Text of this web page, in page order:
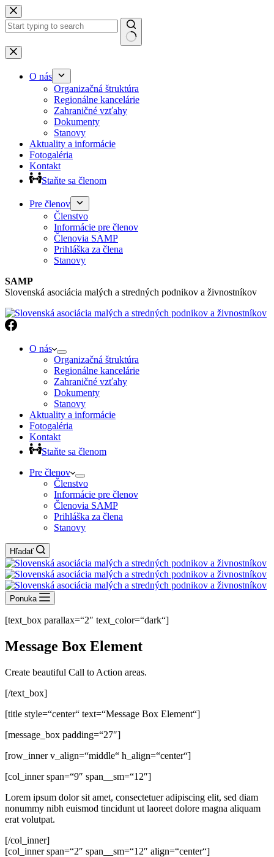
Preskočiť
na
obsah
Žiadne
výsledky
O nás
Organizačná štruktúra
Regionálne kancelárie
Zahraničné vzťahy
Dokumenty
Stanovy
Aktuality a informácie
Fotogaléria
Kontakt
Staňte sa členom
Pre členov
Členstvo
Informácie pre členov
Členovia SAMP
Prihláška za člena
Stanovy
SAMP
Slovenská asociácia malých a stredných podnikov a živnostníkov
O nás
Organizačná štruktúra
Regionálne kancelárie
Zahraničné vzťahy
Dokumenty
Stanovy
Aktuality a informácie
Fotogaléria
Kontakt
Staňte sa členom
Pre členov
Členstvo
Informácie pre členov
Členovia SAMP
Prihláška za člena
Stanovy
Hľadať
Ponuka
[text_box parallax=“2″ text_color=“dark“]
Message Box Element
Create beautiful Call to Action areas.
[/text_box]
[title style=“center“ text=“Message Box Element“]
[message_box padding=“27″]
[row_inner v_align=“middle“ h_align=“center“]
[col_inner span=“9″ span__sm=“12″]
Lorem ipsum dolor sit amet, consectetuer adipiscing elit, sed diam
nonummy nibh euismod tincidunt ut laoreet dolore magna aliquam
erat volutpat.
[/col_inner]
[col_inner span=“2″ span__sm=“12″ align=“center“]